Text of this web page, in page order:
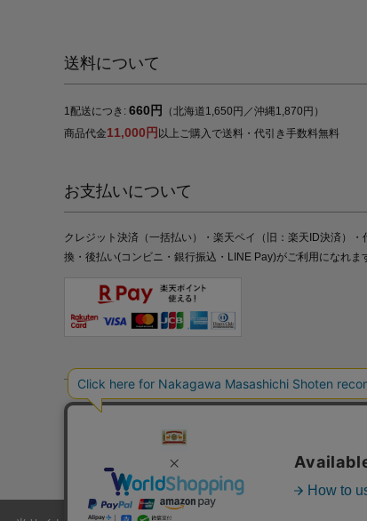
送料について
1配送につき: 660円
（北海道1,650円／沖縄1,870円）
商品代金11,000円 以上ご購入で送料・代引き手数料無料
お支払いについて
クレジット決済（一括払い）・楽天ペイ（旧：楽天ID決済）・
換・後払い(コンビニ・銀行振込・LINE Pay)がご利用になれま
プライバシーポリシー